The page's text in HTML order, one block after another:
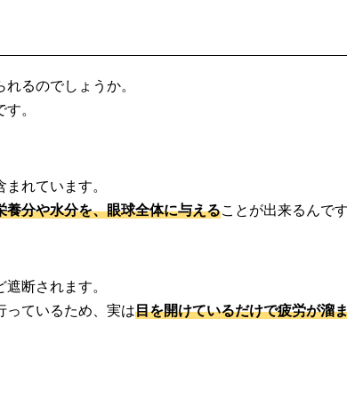
るのでしょうか。
。
れています。
養分や水分を、眼球全体に与えることが出来るんです
断されます。
っているため、実は目を開けているだけで疲労が溜